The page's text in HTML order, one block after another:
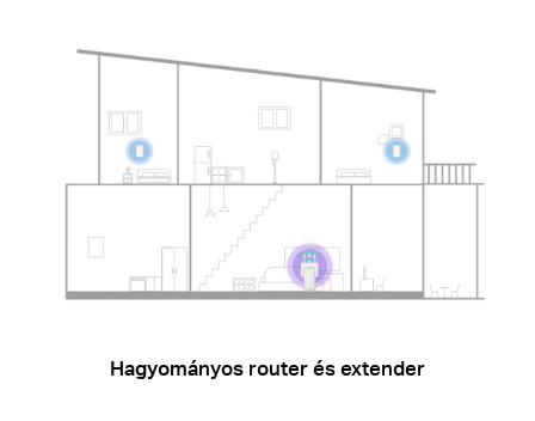
Hagyományos router és extender